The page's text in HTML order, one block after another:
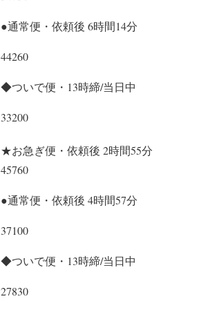
●通常便・依頼後 6時間14分
44260
◆ついで便・13時締/当日中
33200
★お急ぎ便・依頼後 2時間55分
45760
●通常便・依頼後 4時間57分
37100
◆ついで便・13時締/当日中
27830